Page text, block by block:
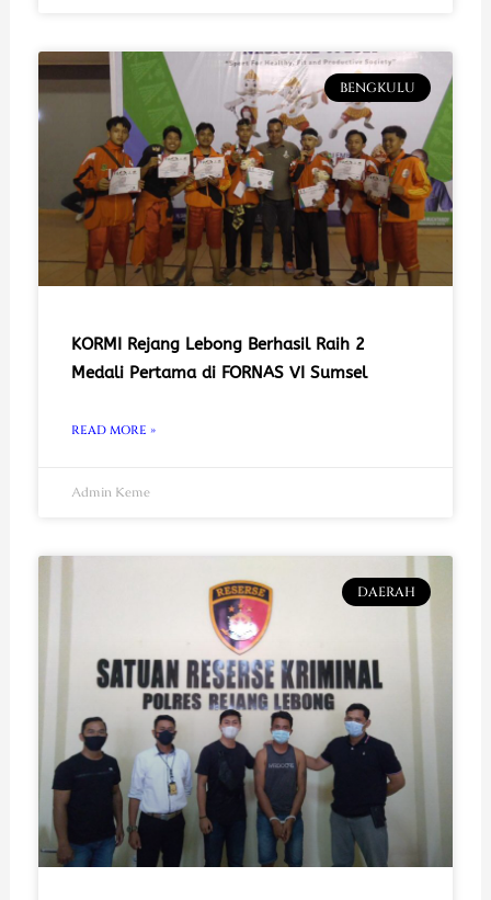
BENGKULU
KORMI Rejang Lebong Berhasil Raih 2
Medali Pertama di FORNAS VI Sumsel
READ MORE »
Admin Keme
DAERAH